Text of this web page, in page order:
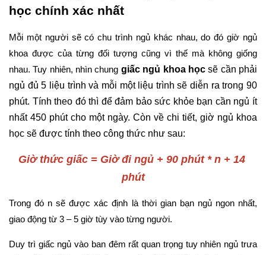
học chính xác nhất
Mỗi một người sẽ có chu trình ngủ khác nhau, do đó giờ ngủ
khoa được của từng đối tượng cũng vì thế mà không giống
nhau. Tuy nhiên, nhìn chung giấc ngủ khoa học sẽ cần phải
ngủ đủ 5 liệu trình và mỗi một liệu trình sẽ diễn ra trong 90
phút. Tính theo đó thì để đảm bảo sức khỏe bạn cần ngủ ít
nhất 450 phút cho một ngày. Còn về chi tiết, giờ ngủ khoa
học sẽ được tính theo công thức như sau:
Giờ thức giấc = Giờ đi ngủ + 90 phút * n + 14
phút
Trong đó n sẽ được xác định là thời gian bạn ngủ ngon nhất,
giao động từ 3 – 5 giờ tùy vào từng người.
Duy trì giấc ngủ vào ban đêm rất quan trọng tuy nhiên ngủ trưa